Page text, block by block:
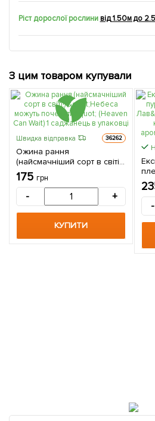
Ріст дорослої рослини від 1.50м до
З цим товаром купували
Швидка відправка 36262
Ожина рання
(найсмачніший сорт в світі!)
"Небеса можуть почекати"
(Heaven Can Wait) 1
саджанець в упаковці
175 грн
- +
КУПИТИ
-